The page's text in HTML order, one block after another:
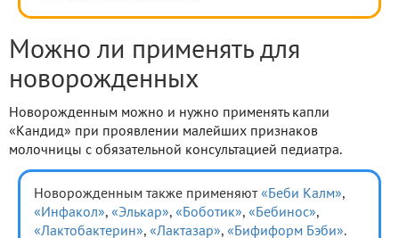
Можно ли применять для
новорожденных
Новорожденным можно и нужно применять капли
«Кандид» при проявлении малейших признаков
молочницы с обязательной консультацией педиатра.
Новорожденным также применяют «Беби Калм»,
«Инфакол», «Элькар», «Боботик», «Бебинос»,
«Лактобактерин», «Лактазар», «Бифиформ Бэби».